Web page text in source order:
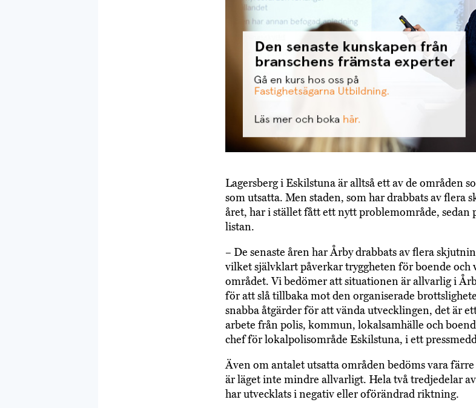
Lagersberg i Eskilstuna är alltså ett av de områden
som utsatta. Men staden, som har drabbats av flera
året, har i stället fått ett nytt problemområde, sedan
listan.
– De senaste åren har Årby drabbats av flera
vilket självklart påverkar tryggheten för boende och
området. Vi bedömer att situationen är allvarlig i
för att slå tillbaka mot den organiserade
snabba åtgärder för att vända utvecklingen, det är
arbete från polis, kommun, lokalsamhälle och
chef för lokalpolisområde Eskilstuna, i ett
Även om antalet utsatta områden bedöms vara
är läget inte mindre allvarligt. Hela två tredjedelar
har utvecklats i negativ eller oförändrad riktning.